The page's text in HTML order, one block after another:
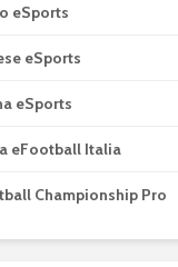
eSports
eSports
eSports
eFootball Italia
Championship Pro